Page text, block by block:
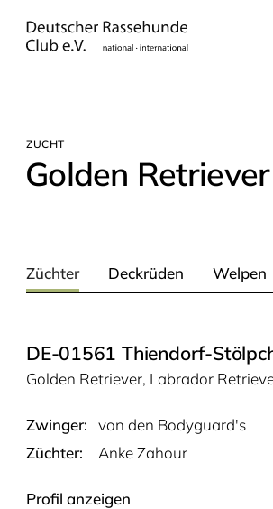
ZUCHT
Gol­den Retriever
Züchter Deckrüden Welpen
DE-01561 Thiendorf-
Golden Retriever, Labrador
Zwinger:
von den Bodyguard's
Züchter:
Anke Zahour
Profil anzeigen